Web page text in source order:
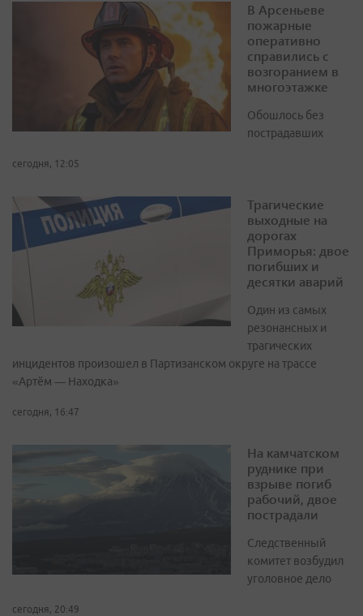
В Арсеньеве
пожарные
оперативно
справились с
возгоранием в
многоэтажке
Обошлось без
пострадавших
сегодня, 12:05
Трагические
выходные на
дорогах
Приморья: двое
погибших и
десятки аварий
Один из самых
резонансных и
трагических
инцидентов произошел в Партизанском округе на трассе
«Артём — Находка»
сегодня, 16:47
На камчатском
руднике при
взрыве погиб
рабочий, двое
пострадали
Следственный
комитет возбудил
уголовное дело
сегодня, 20:49